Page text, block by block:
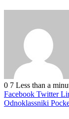
0 7 Less than a
Facebook Twitter
Odnoklassniki